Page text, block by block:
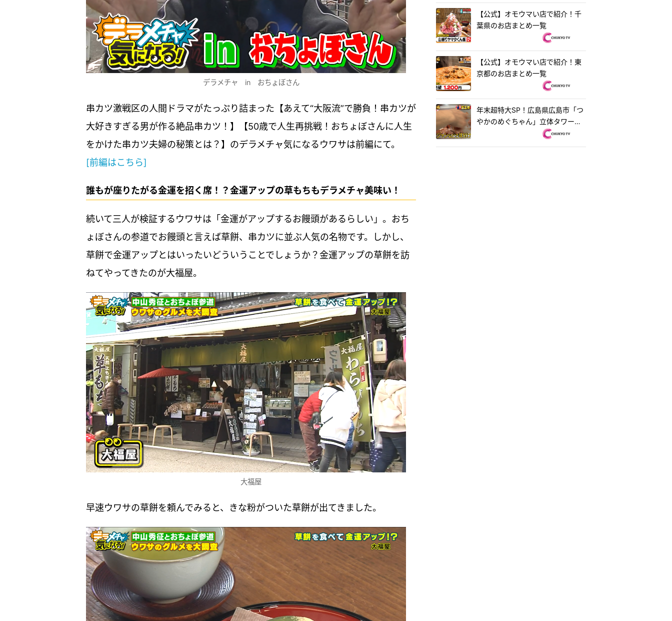
デラメチャ in おちょぼさん
串カツ激戦区の人間ドラマがたっぷり詰まった【あえて“大阪流”で勝負！串カツが
大好きすぎる男が作る絶品串カツ！】【50歳で人生再挑戦！おちょぼさんに人生
をかけた串カツ夫婦の秘策とは？】のデラメチャ気になるウワサは前編にて。
[前編はこちら]
誰もが座りたがる金運を招く席！？金運アップの草もちもデラメチャ美味い！
続いて三人が検証するウワサは「金運がアップするお饅頭があるらしい」。おち
ょぼさんの参道でお饅頭と言えば草餅、串カツに並ぶ人気の名物です。しかし、
草餅で金運アップとはいったいどういうことでしょうか？金運アップの草餅を訪
ねてやってきたのが大福屋。
大福屋
早速ウワサの草餅を頼んでみると、きな粉がついた草餅が出てきました。
【公式】オモウマい店で紹介！千
葉県のお店まとめ一覧
【公式】オモウマい店で紹介！東
京都のお店まとめ一覧
年末超特大SP！広島県広島市「つ
やかのめぐちゃん」立体タワーお
好み焼き＆茨城県水戸市「ラーメ